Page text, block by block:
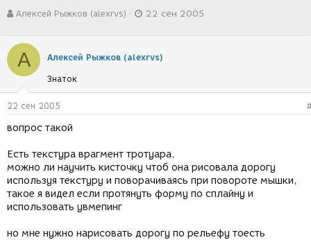
в
о
р
т
е
м
ы
Алексей Рыжков (alexrvs)
а
с
д
22 сен 2005
А Алексей Рыжков (alexrvs)
Знаток
22 сен 2005
вопрос такой
Есть текстура врагмент тротуара,
можно ли научить кисточку чтоб она рисовала дорогу
используя текстуру и поворачиваясь при повороте мышки,
такое я видел если протянуть форму по сплайну и
использовать увмепинг
но мне нужно нарисовать дорогу по рельефу тоесть